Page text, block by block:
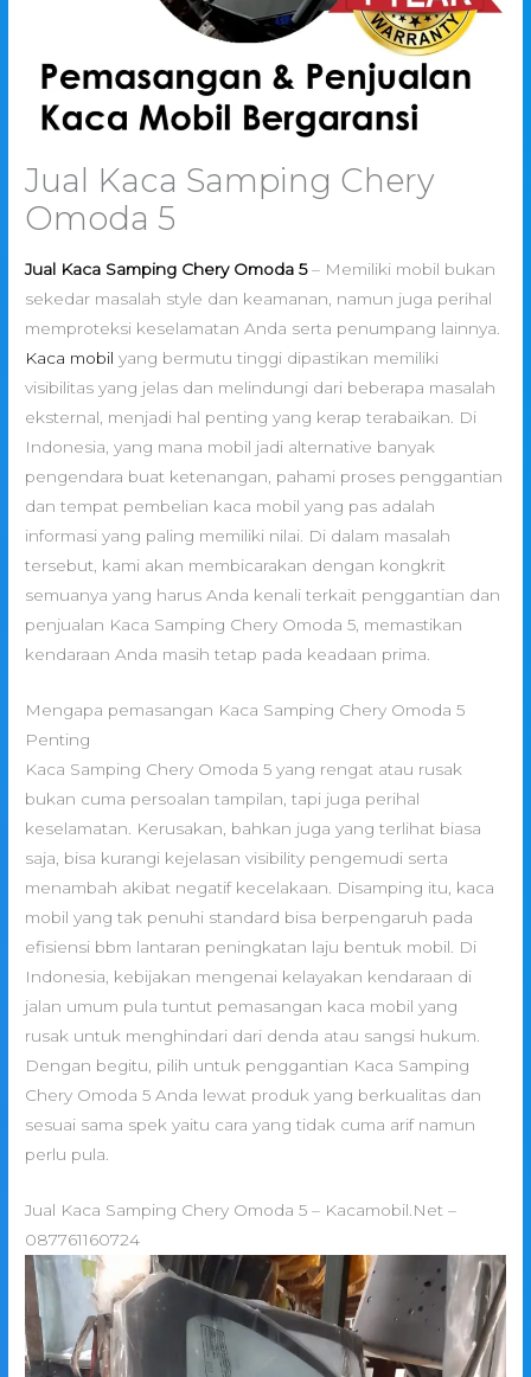
Jual Kaca Samping Chery
Omoda 5
Jual Kaca Samping Chery Omoda 5– Memiliki mobil bukan
sekedar masalah style dan keamanan, namun juga perihal
memproteksi keselamatan Anda serta penumpang lainnya.
Kaca mobil yang bermutu tinggi dipastikan memiliki
visibilitas yang jelas dan melindungi dari beberapa masalah
eksternal, menjadi hal penting yang kerap terabaikan. Di
Indonesia, yang mana mobil jadi alternative banyak
pengendara buat ketenangan, pahami proses penggantian
dan tempat pembelian kaca mobil yang pas adalah
informasi yang paling memiliki nilai. Di dalam masalah
tersebut, kami akan membicarakan dengan kongkrit
semuanya yang harus Anda kenali terkait penggantian dan
penjualan Kaca Samping Chery Omoda 5, memastikan
kendaraan Anda masih tetap pada keadaan prima.
Mengapa pemasangan Kaca Samping Chery Omoda 5
Penting
Kaca Samping Chery Omoda 5 yang rengat atau rusak
bukan cuma persoalan tampilan, tapi juga perihal
keselamatan. Kerusakan, bahkan juga yang terlihat biasa
saja, bisa kurangi kejelasan visibility pengemudi serta
menambah akibat negatif kecelakaan. Disamping itu, kaca
mobil yang tak penuhi standard bisa berpengaruh pada
efisiensi bbm lantaran peningkatan laju bentuk mobil. Di
Indonesia, kebijakan mengenai kelayakan kendaraan di
jalan umum pula tuntut pemasangan kaca mobil yang
rusak untuk menghindari dari denda atau sangsi hukum.
Dengan begitu, pilih untuk penggantian Kaca Samping
Chery Omoda 5 Anda lewat produk yang berkualitas dan
sesuai sama spek yaitu cara yang tidak cuma arif namun
perlu pula.
Jual Kaca Samping Chery Omoda 5 – Kacamobil.Net –
087761160724